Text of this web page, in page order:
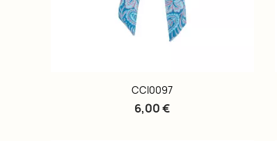
CCI0097
6,00 €